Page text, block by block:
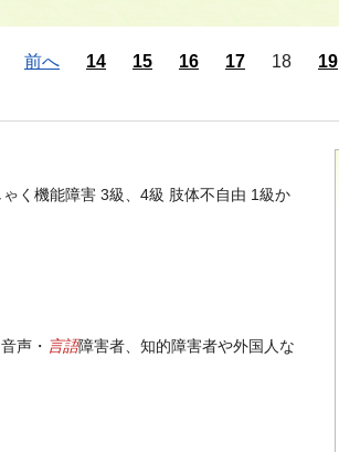
前へ 14 15 16 17 18 19
ゃく機能障害 3級、4級 肢体不自由 1級か
声・ 言語障害者、知的障害者や外国人な